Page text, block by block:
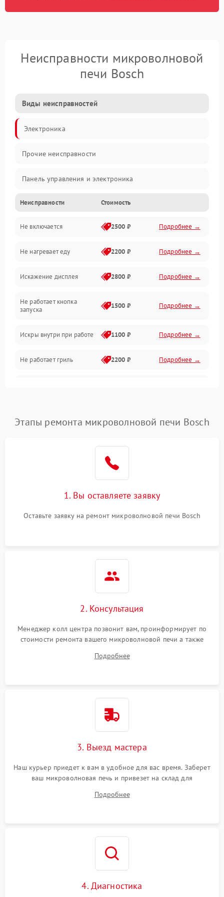
Неисправности микроволновой
печи Bosch
Виды неисправностей
Электроника
Прочие неисправности
Панель управления и электроника
Дверца и корпус
Механика и внутренние элементы
Механические повреждения
Питание и запуск
Нагрев и приготовление
Программное обеспечение
Неисправности Стоимость
Не включается 2500 ₽ Подробнее →
Не нагревает еду 2200 ₽ Подробнее →
Искажение дисплея 2800 ₽ Подробнее →
Не работает кнопка
запуска
1500 ₽ Подробнее →
Искры внутри при работе 1100 ₽ Подробнее →
Не работает гриль 2200 ₽ Подробнее →
Подробнее →
2200 ₽
Не работают сенсорные
1000 ₽
Этапы ремонта микроволновой печи Bosch
1. Вы оставляете заявку
Оставьте заявку на ремонт микроволновой печи Bosch
2. Консультация
Менеджер колл центра позвонит вам, проинформирует по
стоимости ремонта вашего микроволновой печи а также
Подробнее
3. Выезд мастера
Наш курьер приедет к вам в удобное для вас время. Заберет
ваш микроволновая печь и привезет на склад для
Подробнее
4. Диагностика